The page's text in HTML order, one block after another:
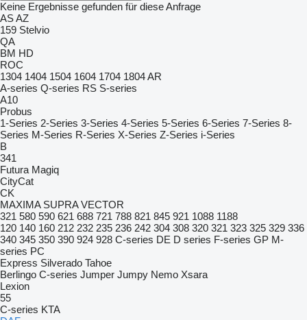
Keine Ergebnisse gefunden für diese Anfrage
ASAZ
159 Stelvio
QA
BM HD
ROC
1304 1404 1504 1604 1704 1804AR
A-series Q-series RS S-series
A10
Probus
1-Series 2-Series 3-Series 4-Series 5-Series 6-Series 7-Series 8-
Series M-Series R-Series X-Series Z-Series i-Series
B
341
Futura Magiq
CityCat
CK
MAXIMA SUPRA VECTOR
321 580 590 621 688 721 788 821 845 921 1088 1188
120 140 160 212 232 235 236 242 304 308 320 321 323 325 329 336
340 345 350 390 924 928 C-series DE D series F-series GP M-
series PC
Express Silverado Tahoe
Berlingo C-series Jumper Jumpy Nemo Xsara
Lexion
55
C-series KTA